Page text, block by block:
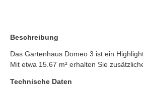
Beschreibung
Das Gartenhaus Domeo 3 ist ein
Mit etwa 15.67 m² erhalten Sie
Technische Daten